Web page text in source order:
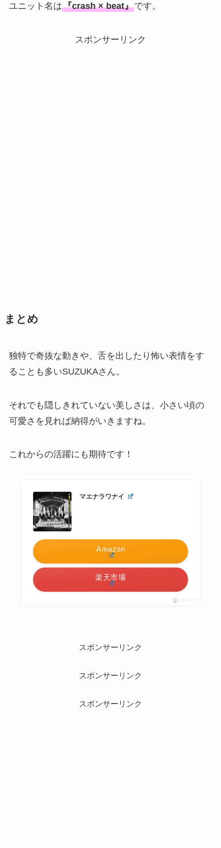
ユニット名は『crash × beat』です。
スポンサーリンク
まとめ
独特で奇抜な動きや、舌を出したり怖い表情をす
ることも多いSUZUKAさん。
それでも隠しきれていない美しさは、小さい頃の
可愛さを見れば納得がいきますね。
これからの活躍にも期待です！
マエナラワナイ
Amazon
楽天市場
ポチップ
スポンサーリンク
スポンサーリンク
スポンサーリンク